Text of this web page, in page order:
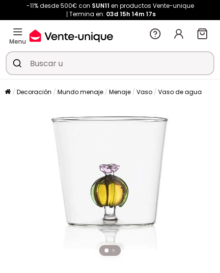
-11% desde 500€ con SUN11 en productos Vente-unique
Termina en: 03d 15h 14m 17s
Menu
Decoración Mundo menaje Menaje Vaso Vaso de agua